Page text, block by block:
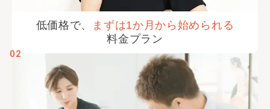
低価格で、 まずは1か月から 始められる
料金プラン
02